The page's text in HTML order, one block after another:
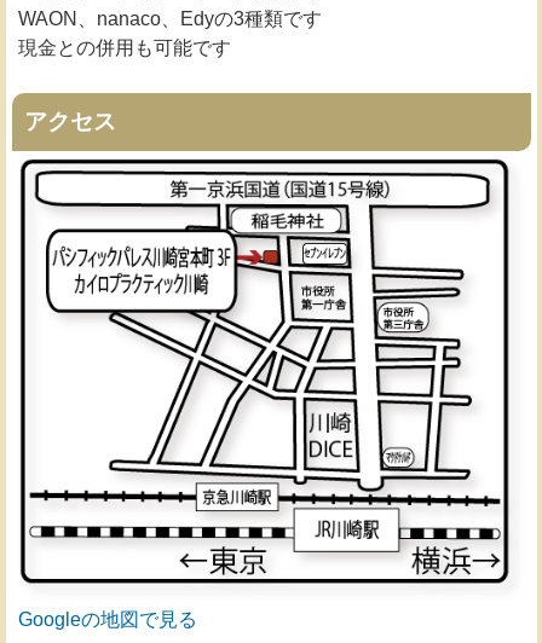
WAON、nanaco、Edyの3種類です
現金との併用も可能です
アクセス
Googleの地図で見る